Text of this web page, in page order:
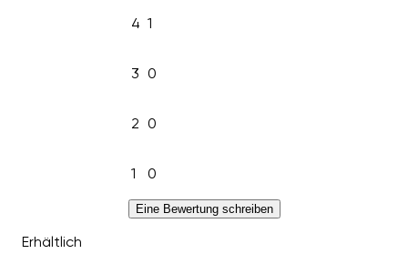
4 1
3 0
2 0
1 0
Eine Bewertung schreiben
Erhältlich